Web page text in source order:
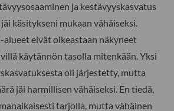
ja kestävyyskasvatus
käsitykseni mukaan vähäiseksi.
alueet eivät oikeastaan näkyneet
käytännön tasolla mitenkään. Yksi
oli järjestetty, mutta
jäi harmillisen vähäiseksi. En tiedä,
tarjolla, mutta vähäinen